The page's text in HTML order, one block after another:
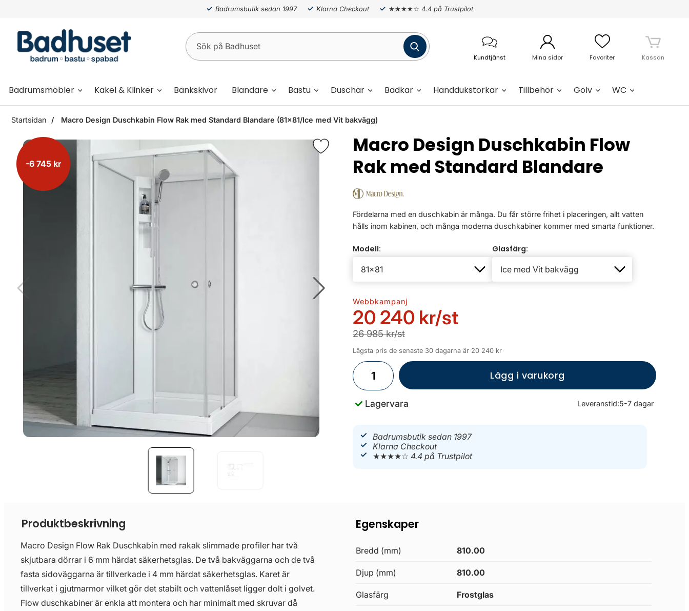
Badrumsbutik sedan 1997 Klarna Checkout ★★★★☆ 4.4 på Trustpilot
Kundtjänst Mina sidor Favoriter Kassan
Badrumsmöbler Kakel & Klinker Bänkskivor Blandare Bastu Duschar Badkar Handdukstorkar Tillbehör Golv WC
Startsidan Macro Design Duschkabin Flow Rak med Standard Blandare (81x81/Ice med Vit bakvägg)
-6 745 kr
Macro Design Duschkabin Flow
Rak med Standard Blandare
Fördelarna med en duschkabin är många. Du får större frihet i placeringen, allt vatten
hålls inom kabinen, och många moderna duschkabiner kommer med smarta funktioner.
Modell: Glasfärg:
Webbkampanj
20 240 kr/st
26 985 kr/st
Lägsta pris de senaste 30 dagarna är 20 240 kr
Lägg i varukorg
Lagervara Leveranstid:5-7 dagar
Badrumsbutik sedan 1997
Klarna Checkout
★★★★☆4.4 på Trustpilot
Produktbeskrivning
Macro Design Flow Rak Duschkabin med rakak slimmade profiler har två
skjutbara dörrar i 6 mm härdat säkerhetsglas. De två bakväggarna och de två
fasta sidoväggarna är tillverkade i 4 mm härdat säkerhetsglas. Karet är
tillverkat i gjutmarmor vilket gör det stabilt och vattenlåset ligger dolt i golvet.
Flow duschkabiner är enkla att montera och har minimalt med skruvar då
Egenskaper
Bredd (mm) 810.00
Djup (mm) 810.00
Glasfärg Frostglas